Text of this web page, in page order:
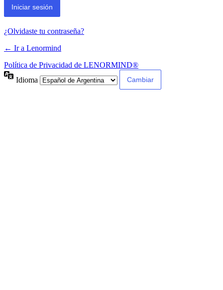
¿Olvidaste tu contraseña?
← Ir a Lenormind
Política de Privacidad de LENORMIND®
Idioma